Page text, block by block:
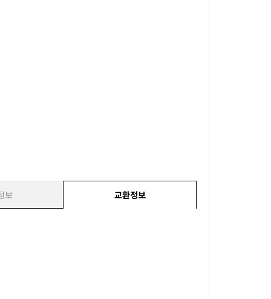
보 교환정보